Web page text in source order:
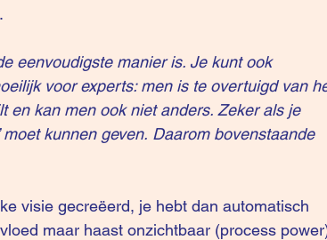
eenvoudigste manier is. Je kunt ook
voor experts: men is te overtuigd van
en kan men ook niet anders. Zeker als je
kunnen geven. Daarom bovenstaande
visie gecreëerd, je hebt dan automatisch
maar haast onzichtbaar (process